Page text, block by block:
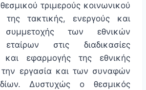
τριμερούς κοινωνικού
της τακτικής, ενεργούς και
συμμετοχής των εθνικών
στις διαδικασίες
και εφαρμογής της εθνικής
την εργασία και των συναφών
Δυστυχώς ο θεσμικός